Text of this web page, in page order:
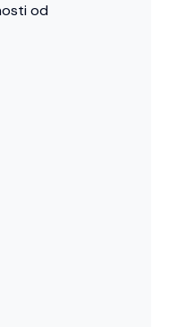
od